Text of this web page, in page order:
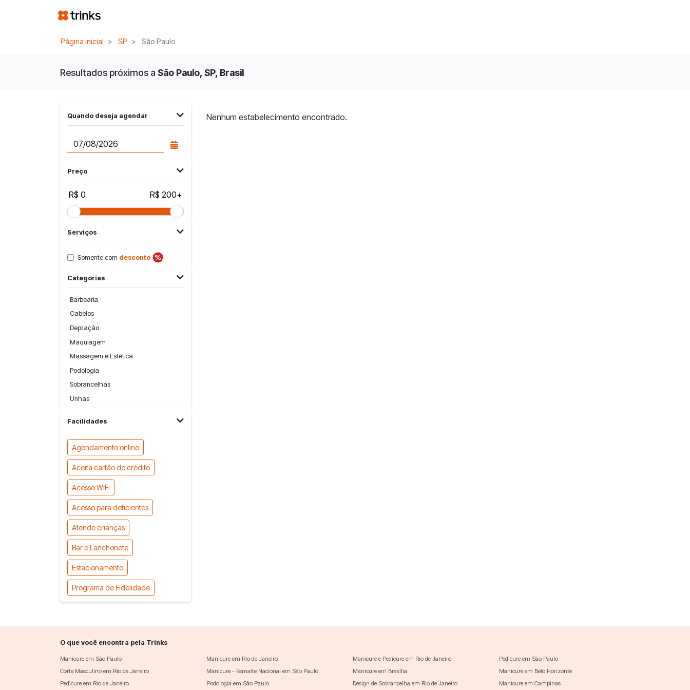
Página inicial SP São Paulo
Resultados próximos a São Paulo, SP, Brasil
Quando deseja agendar
Preço
R$ 0 R$ 200+
Serviços
Somente com desconto
Categorias
Barbearia
Cabelos
Depilação
Maquiagem
Massagem e Estética
Podologia
Sobrancelhas
Unhas
Facilidades
Agendamento online
Aceita cartão de crédito
Acesso WiFi
Acesso para deficientes
Atende crianças
Bar e Lanchonete
Estacionamento
Programa de Fidelidade
Nenhum estabelecimento encontrado.
O que você encontra pela Trinks
Manicure em São Paulo Manicure em Rio de Janeiro Manicure e Pedicure em Rio de Janeiro
Pedicure em São Paulo
Corte Masculino em Rio de Janeiro
Manicure - Esmalte Nacional em São Paulo Manicure em Brasília
Manicure em Belo Horizonte
Pedicure em Rio de Janeiro
Podologia em São Paulo Design de Sobrancelha em Rio de Janeiro Manicure em Campinas